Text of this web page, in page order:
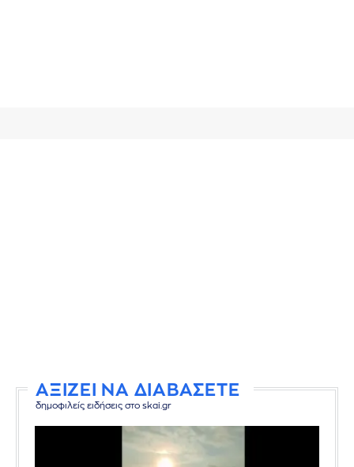
ΑΞΙΖΕΙ ΝΑ ΔΙΑΒΑΣΕΤΕ
δημοφιλείς ειδήσεις στο skai.gr